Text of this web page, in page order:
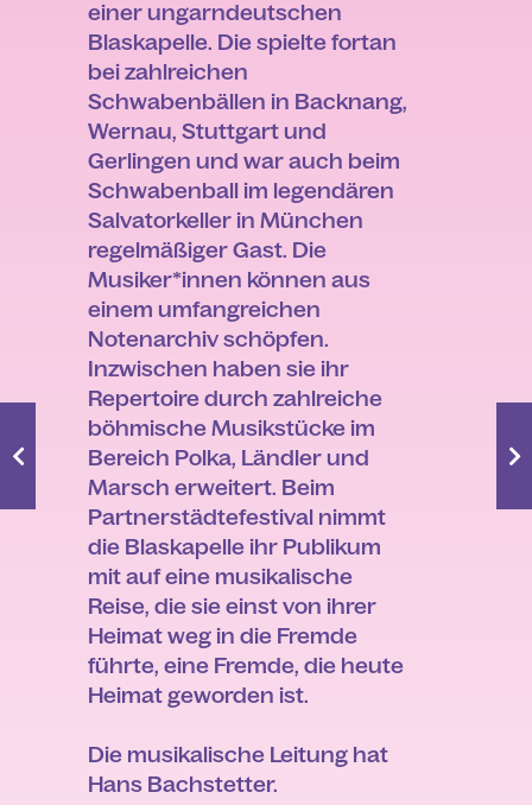
einer ungarndeutschen
Blaskapelle. Die spielte fortan
bei zahlreichen
Schwabenbällen in Backnang,
Wernau, Stuttgart und
Gerlingen und war auch beim
Schwabenball im legendären
Salvatorkeller in München
regelmäßiger Gast. Die
Musiker*innen können aus
einem umfangreichen
Notenarchiv schöpfen.
Inzwischen haben sie ihr
Repertoire durch zahlreiche
böhmische Musikstücke im
Bereich Polka, Ländler und
Marsch erweitert. Beim
Partnerstädtefestival nimmt
die Blaskapelle ihr Publikum
mit auf eine musikalische
Reise, die sie einst von ihrer
Heimat weg in die Fremde
führte, eine Fremde, die heute
Heimat geworden ist.
Die musikalische Leitung hat
Hans Bachstetter.